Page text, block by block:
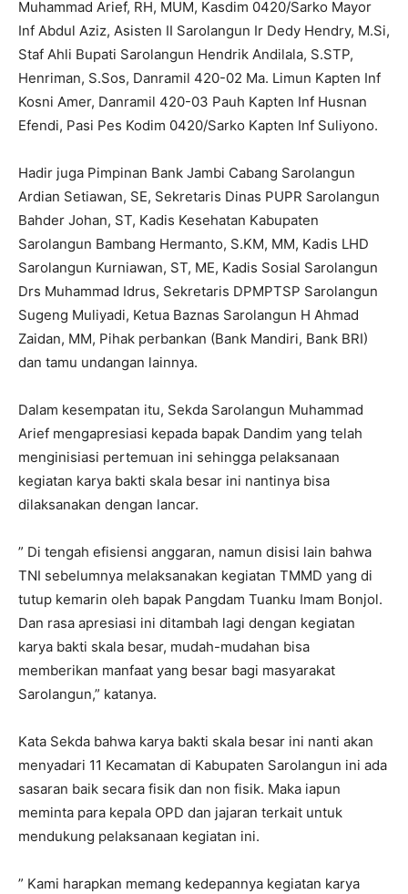
Muhammad Arief, RH, MUM, Kasdim 0420/Sarko Mayor
Inf Abdul Aziz, Asisten II Sarolangun Ir Dedy Hendry, M.Si,
Staf Ahli Bupati Sarolangun Hendrik Andilala, S.STP,
Henriman, S.Sos, Danramil 420-02 Ma. Limun Kapten Inf
Kosni Amer, Danramil 420-03 Pauh Kapten Inf Husnan
Efendi, Pasi Pes Kodim 0420/Sarko Kapten Inf Suliyono.
Hadir juga Pimpinan Bank Jambi Cabang Sarolangun
Ardian Setiawan, SE, Sekretaris Dinas PUPR Sarolangun
Bahder Johan, ST, Kadis Kesehatan Kabupaten
Sarolangun Bambang Hermanto, S.KM, MM, Kadis LHD
Sarolangun Kurniawan, ST, ME, Kadis Sosial Sarolangun
Drs Muhammad Idrus, Sekretaris DPMPTSP Sarolangun
Sugeng Muliyadi, Ketua Baznas Sarolangun H Ahmad
Zaidan, MM, Pihak perbankan (Bank Mandiri, Bank BRI)
dan tamu undangan lainnya.
Dalam kesempatan itu, Sekda Sarolangun Muhammad
Arief mengapresiasi kepada bapak Dandim yang telah
menginisiasi pertemuan ini sehingga pelaksanaan
kegiatan karya bakti skala besar ini nantinya bisa
dilaksanakan dengan lancar.
” Di tengah efisiensi anggaran, namun disisi lain bahwa
TNI sebelumnya melaksanakan kegiatan TMMD yang di
tutup kemarin oleh bapak Pangdam Tuanku Imam Bonjol.
Dan rasa apresiasi ini ditambah lagi dengan kegiatan
karya bakti skala besar, mudah-mudahan bisa
memberikan manfaat yang besar bagi masyarakat
Sarolangun,” katanya.
Kata Sekda bahwa karya bakti skala besar ini nanti akan
menyadari 11 Kecamatan di Kabupaten Sarolangun ini ada
sasaran baik secara fisik dan non fisik. Maka iapun
meminta para kepala OPD dan jajaran terkait untuk
mendukung pelaksanaan kegiatan ini.
” Kami harapkan memang kedepannya kegiatan karya